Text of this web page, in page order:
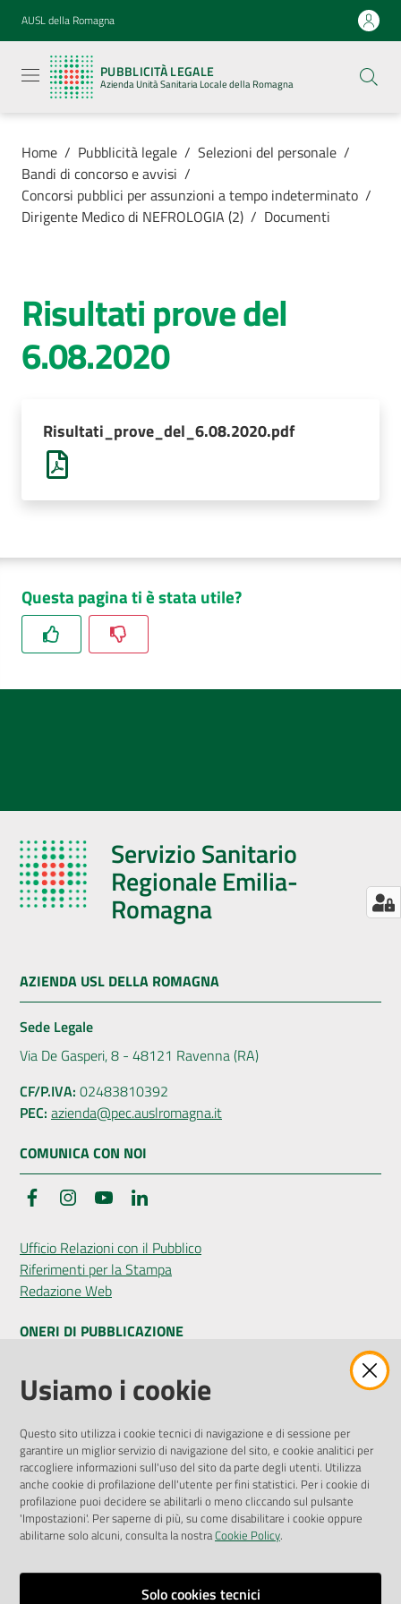
Vai al contenuto
Vai alla navigazione
Vai al footer
AUSL della Romagna
PUBBLICITÀ LEGALE
Azienda Unità Sanitaria Locale della Romagna
legale
Azienda
Unità
Locale della
Servizi
Luoghi di
cura
AUSL
Comunica
Home / Pubblicità legale / Selezioni del personale /
Bandi di concorso e avvisi /
Concorsi pubblici per assunzioni a tempo indeterminato /
Dirigente Medico di NEFROLOGIA (2) / Documenti
Risultati prove del
6.08.2020
Risultati_prove_del_6.08.2020.pdf
Questa pagina ti è stata utile?
Servizio Sanitario
Regionale Emilia-
Romagna
AZIENDA USL DELLA ROMAGNA
Sede Legale
Via De Gasperi, 8 - 48121 Ravenna (RA)
CF/P.IVA: 02483810392
PEC: azienda@pec.auslromagna.it
COMUNICA CON NOI
FacebookInstagramYouTube
Ufficio Relazioni con il Pubblico
Riferimenti per la Stampa
Redazione Web
ONERI DI PUBBLICAZIONE
Amministrazione Trasparente
Pubblicità legale
Privacy Policy
Attuazione Misure PNRR
Liste di Attesa
ENTI, IMPRESE E PARTNER
Fatturazione Elettronica
Usiamo i cookie
Questo sito utilizza i cookie tecnici di navigazione e di sessione per
garantire un miglior servizio di navigazione del sito, e cookie analitici per
raccogliere informazioni sull'uso del sito da parte degli utenti. Utilizza
anche cookie di profilazione dell'utente per fini statistici. Per i cookie di
profilazione puoi decidere se abilitarli o meno cliccando sul pulsante
'Impostazioni'. Per saperne di più, su come disabilitare i cookie oppure
abilitarne solo alcuni, consulta la nostraCookie Policy.
Solo cookies tecnici